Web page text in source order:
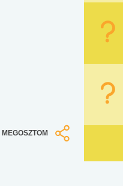
MEGOSZTOM